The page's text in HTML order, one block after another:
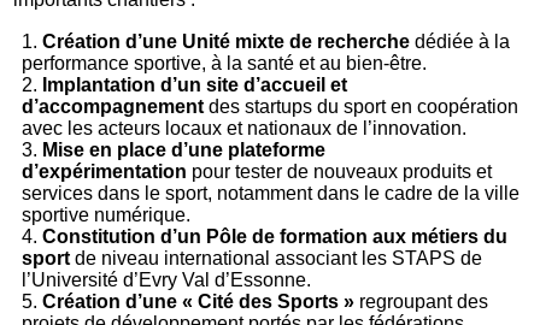
Création d’une Unité mixte de recherchedédiée à la
performance sportive, à la santé et au bien-être.
Implantation d’un site d’accueil et
d’accompagnement des startups du sport en coopération
avec les acteurs locaux et nationaux de l’innovation.
Mise en place d’une plateforme
d’expérimentation pour tester de nouveaux produits et
services dans le sport, notamment dans le cadre de la ville
sportive numérique.
Constitution d’un Pôle de formation aux métiers du
sportde niveau international associant les STAPS de
l’Université d’Evry Val d’Essonne.
Création d’une « Cité des Sports »regroupant des